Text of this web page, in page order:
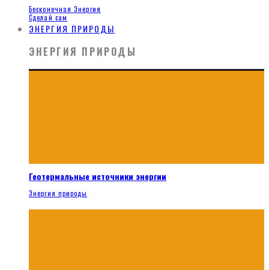
Бесконечная Энергия
Сделай сам
ЭНЕРГИЯ ПРИРОДЫ
ЭНЕРГИЯ ПРИРОДЫ
Геотермальные источники энергии
Энергия природы